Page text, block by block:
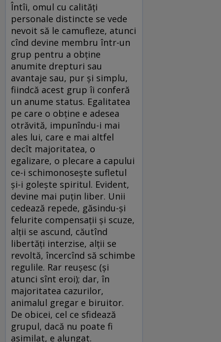
Întîi, omul cu calităţi
personale distincte se vede
nevoit să le camufleze, atunci
cînd devine membru într-un
grup pentru a obţine
anumite drepturi sau
avantaje sau, pur şi simplu,
fiindcă acest grup îi conferă
un anume status. Egalitatea
pe care o obţine e adesea
otrăvită, impunîndu-i mai
ales lui, care e mai altfel
decît majoritatea, o
egalizare, o plecare a capului
ce-i schimonoseşte sufletul
şi-i goleşte spiritul. Evident,
devine mai puţin liber. Unii
cedează repede, găsindu-şi
felurite compensaţii şi scuze,
alţii se ascund, căutînd
libertăţi interzise, alţii se
revoltă, încercînd să schimbe
regulile. Rar reuşesc (şi
atunci sînt eroi); dar, în
majoritatea cazurilor,
animalul gregar e biruitor.
De obicei, cel ce sfidează
grupul, dacă nu poate fi
asimilat, e alungat.